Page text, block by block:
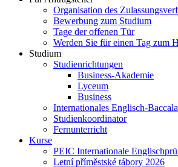
Organisation des
Bewerbung zum Studium
Tage der offenen Tür
Werden Sie für einen Tag zum
Studium
Studienrichtungen
Business-Akademie
Lyceum
Business
Internationales Englisch-
Studienkoordinator
Fernunterricht
Kurse
PEIC Internationale
Letní příměstské tábory 2026